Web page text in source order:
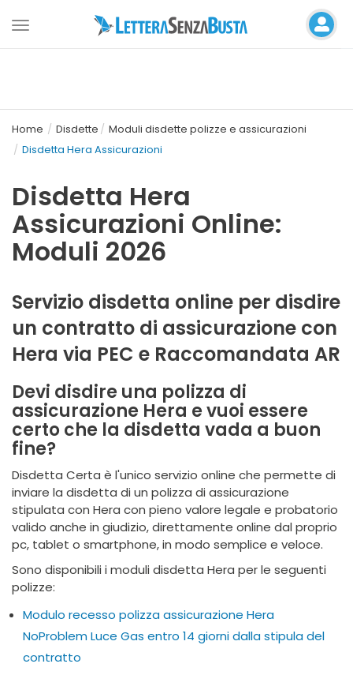
Toggle
Home Disdette
Moduli disdette polizze e assicurazioni
Disdetta Hera Assicurazioni
Disdetta Hera
Assicurazioni Online:
Moduli 2026
Servizio disdetta online per disdire
un contratto di assicurazione con
Hera via PEC e Raccomandata AR
Devi disdire una polizza di
assicurazione Hera e vuoi essere
certo che la disdetta vada a buon
fine?
Disdetta Certa è l'unico servizio online che permette di
inviare la disdetta di un polizza di assicurazione
stipulata con Hera con pieno valore legale e probatorio
valido anche in giudizio, direttamente online dal proprio
pc, tablet o smartphone, in modo semplice e veloce.
Sono disponibili i moduli disdetta Hera per le seguenti
polizze:
Modulo recesso polizza assicurazione Hera
NoProblem Luce Gas entro 14 giorni dalla stipula del
contratto